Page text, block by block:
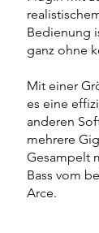
Bedienung
ganz ohne
Mit einer
es eine
anderen
mehrere
Gesampelt
Bass vom
Arce.